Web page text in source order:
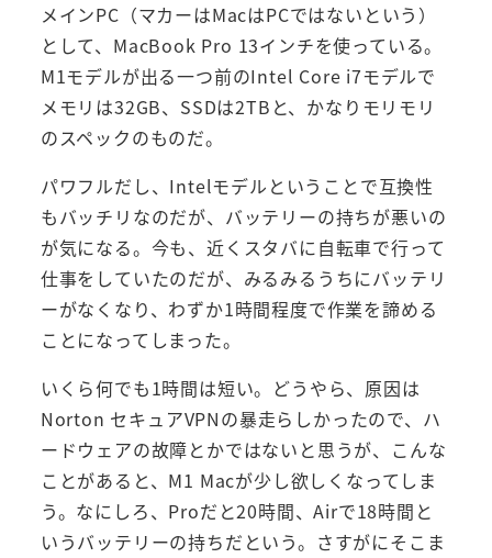
メインPC（マカーはMacはPCではないという）
として、MacBook Pro 13インチを使っている。
M1モデルが出る一つ前のIntel Core i7モデルで
メモリは32GB、SSDは2TBと、かなりモリモリ
のスペックのものだ。
パワフルだし、Intelモデルということで互換性
もバッチリなのだが、バッテリーの持ちが悪いの
が気になる。今も、近くスタバに自転車で行って
仕事をしていたのだが、みるみるうちにバッテリ
ーがなくなり、わずか1時間程度で作業を諦める
ことになってしまった。
いくら何でも1時間は短い。どうやら、原因は
Norton セキュアVPNの暴走らしかったので、ハ
ードウェアの故障とかではないと思うが、こんな
ことがあると、M1 Macが少し欲しくなってしま
う。なにしろ、Proだと20時間、Airで18時間と
いうバッテリーの持ちだという。さすがにそこま